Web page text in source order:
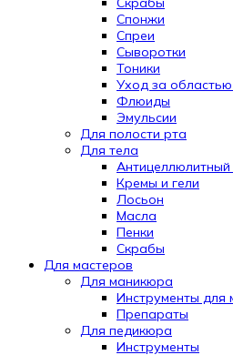
Спонжи
Спреи
Сыворотки
Тоники
Уход за областью
Флюиды
Эмульсии
Для полости рта
Для тела
Антицеллюлитный
Кремы и гели
Лосьон
Масла
Пенки
Скрабы
Для мастеров
Для маникюра
Инструменты для
Препараты
Для педикюра
Инструменты